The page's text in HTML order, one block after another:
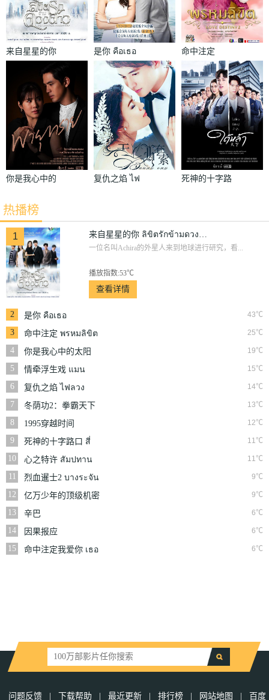
来自星星的你
ดวงดาว
是你 คือเธอ
命中注定
พรหมลิขิต
你是我心中的
ตะวัน
复仇之焰 ไฟ
死神的十字路
热播榜
1
一位名叫Achira的外星人来到地球进行研究，看...
播放指数:53℃
查看详情
2 43℃
是你 คือเธอ
3
25℃
命中注定 พรหมลิขิต
4
19℃
你是我心中的太阳
ฟ้ามีตะวัน
5 15℃
情牵浮生戏 แมน
สรวง
6 14℃
复仇之焰 ไฟลวง
7
13℃
冬荫功2：拳霸天下
ต้มยำกุ้ง
8 12℃
1995穿越时间
9
11℃
死神的十字路口 สี่
แพร่ง
10 11℃
心之特许 สัมปทาน
หัวใจ
11 9℃
烈血暹士2 บางระจัน
12
9℃
亿万少年的顶级机密
13
6℃
辛巴
14
6℃
因果报应
15
6℃
命中注定我爱你 เธอ
问题反馈 下载帮助 最近更新 排行榜 网站地图 百度